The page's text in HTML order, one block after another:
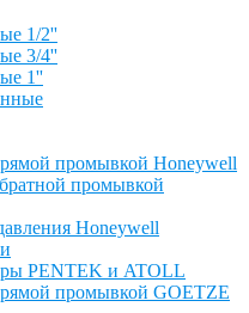
1/2''
3/4''
1''
промывкой Honeywell
промывкой
Honeywell
PENTEK и ATOLL
промывкой GOETZE